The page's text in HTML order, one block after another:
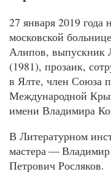
27 января 2019 года
московской
Алипов, выпускник
(1981), прозаик,
в Ялте, член Союза
Международной
имени Владимира
В Литературном
мастера —
Петрович Росляков.